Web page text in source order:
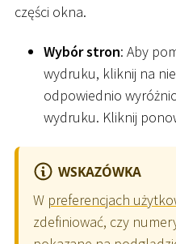
części okna.
Wybór stron: Aby
wydruku, kliknij na
odpowiednio
wydruku. Kliknij
WSKAZÓWKA
W preferencjach
zdefiniować, czy